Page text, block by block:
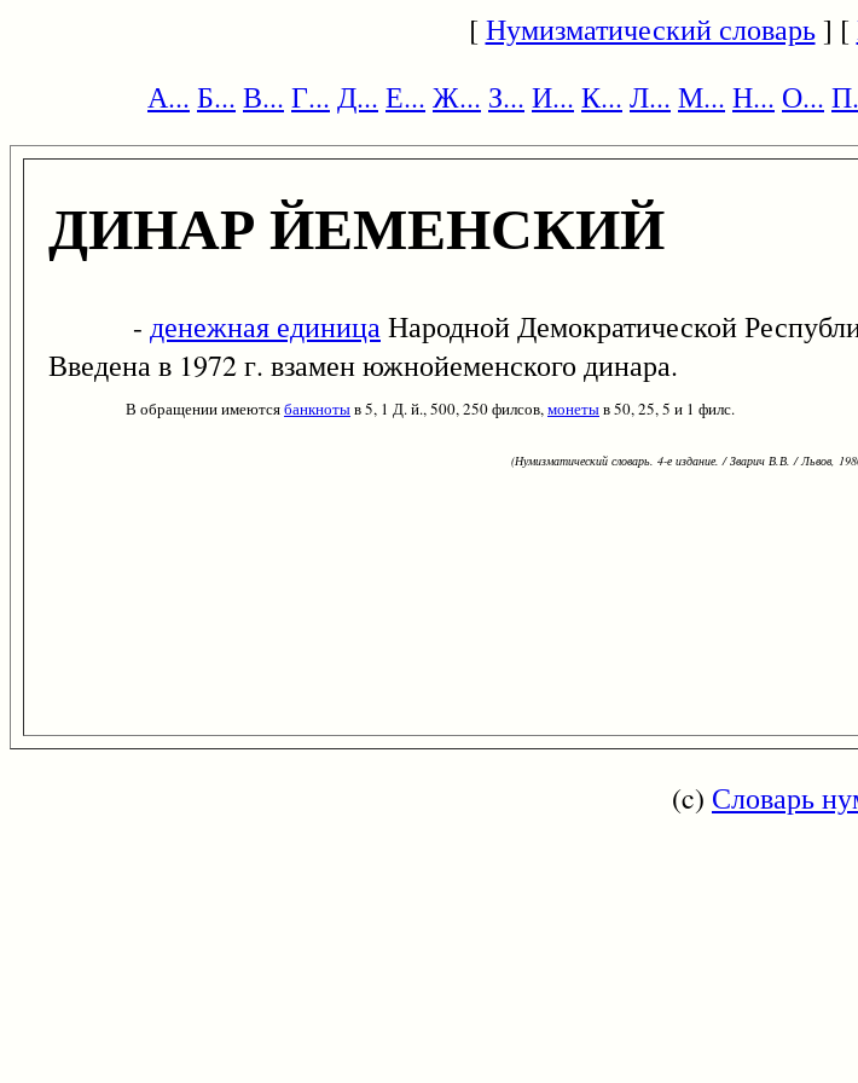
[Нумизматический словарь] [
А... Б... В... Г... Д... Е... Ж... З... И... К... Л... М... Н... О...
ДИНАР ЙЕМЕНСКИЙ
- денежная единицаНародной Демократической
Введена в 1972 г. взамен южнойеменского динара.
В обращении имеютсябанкнотыв 5, 1 Д. й., 500, 250 филсов,монетыв 50, 25, 5 и 1 филс.
(Нумизматический словарь. 4-е издание. / Зварич В.В. / Львов,
(c) Словарь